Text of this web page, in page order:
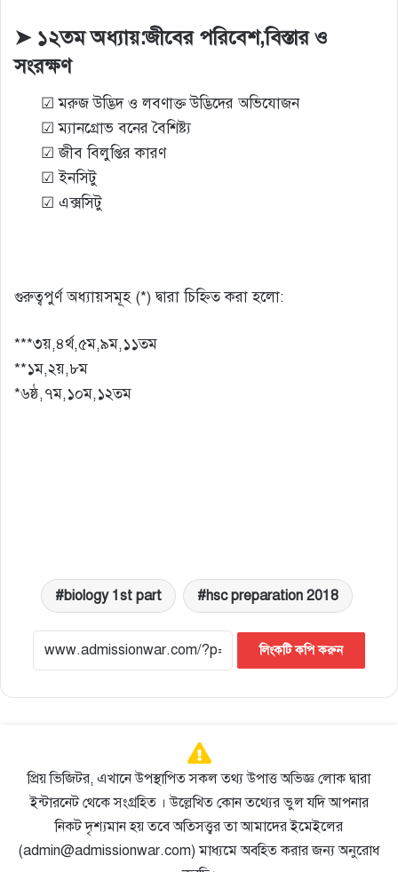
➤ ১২তম অধ্যায়:জীবের পরিবেশ,বিস্তার ও
সংরক্ষণ
☑ মরুজ উদ্ভিদ ও লবণাক্ত উদ্ভিদের অভিযোজন
☑ ম্যানগ্রোভ বনের বৈশিষ্ট্য
☑ জীব বিলুপ্তির কারণ
☑ ইনসিটু
☑ এক্সসিটু
গুরুত্বপুর্ণ অধ্যায়সমূহ (*) দ্বারা চিহ্নিত করা হলো:
***৩য়,৪র্থ,৫ম,৯ম,১১তম
**১ম,২য়,৮ম
*৬ষ্ঠ,৭ম,১০ম,১২তম
biology 1st part hsc preparation 2018
লিংকটি কপি করুন
প্রিয় ভিজিটর, এখানে উপস্থাপিত সকল তথ্য উপাত্ত অভিজ্ঞ লোক দ্বারা
ইন্টারনেট থেকে সংগ্রহিত । উল্লেখিত কোন তথ্যের ভুল যদি আপনার
নিকট দৃশ্যমান হয় তবে অতিসত্ত্বর তা আমাদের ইমেইলের
(admin@admissionwar.com) মাধ্যমে অবহিত করার জন্য অনুরোধ